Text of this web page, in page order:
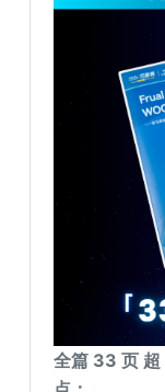
全篇 33 页 超